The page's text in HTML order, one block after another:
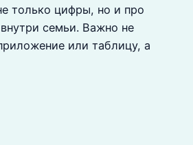
только цифры, но и про
семьи. Важно не
или таблицу, а